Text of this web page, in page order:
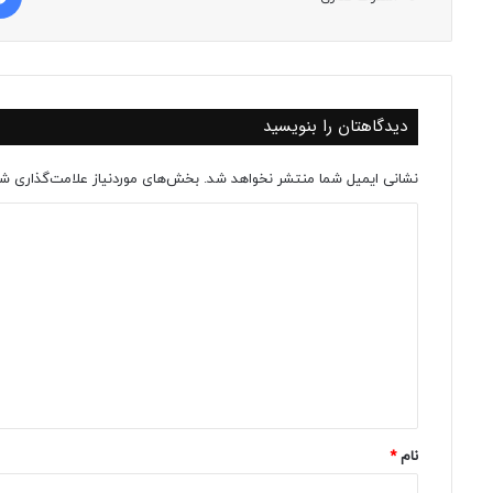
دیدگاهتان را بنویسید
نشانی ایمیل شما منتشر نخواهد شد. بخش‌های موردنیاز علامت‌گذاری
نام*